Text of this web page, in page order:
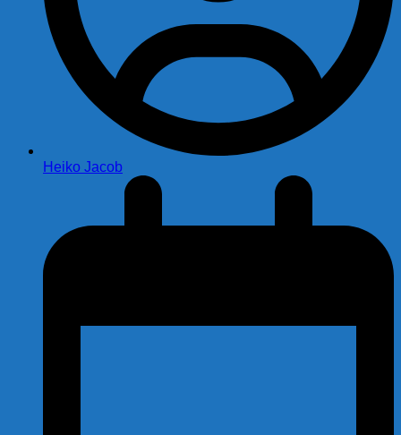
Heiko Jacob